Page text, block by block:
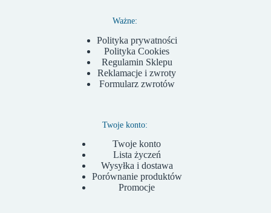
Ważne:
Polityka prywatności
Polityka Cookies
Regulamin Sklepu
Reklamacje i zwroty
Formularz zwrotów
Twoje konto:
Twoje konto
Lista życzeń
Wysyłka i dostawa
Porównanie produktów
Promocje